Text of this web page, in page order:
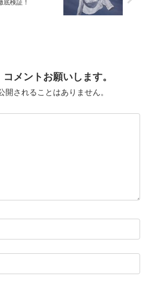
底検証！
メントお願いします。
開されることはありません。